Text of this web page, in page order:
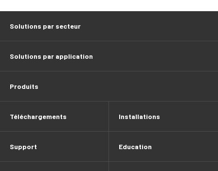
Solutions par secteur
Solutions par application
Produits
Téléchargements Installations
Support Education